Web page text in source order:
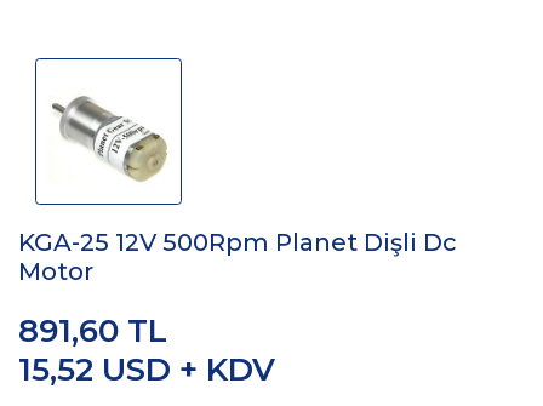
KGA-25 12V 500Rpm Planet Dişli Dc
Motor
15,52 USD + KDV
891,60 TL